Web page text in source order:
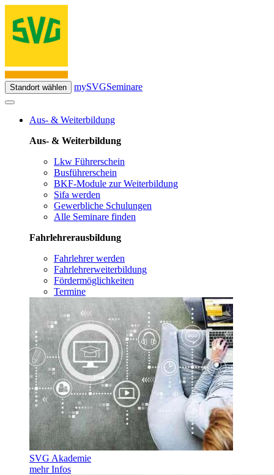
Standort wählen mySVGSeminare
Aus- & Weiterbildung
Aus- & Weiterbildung
Lkw Führerschein
Busführerschein
BKF-Module zur Weiterbildung
Sifa werden
Gewerbliche Schulungen
Alle Seminare finden
Fahrlehrerausbildung
Fahrlehrer werden
Fahrlehrerweiterbildung
Fördermöglichkeiten
Termine
SVG Akademie
mehr Infos